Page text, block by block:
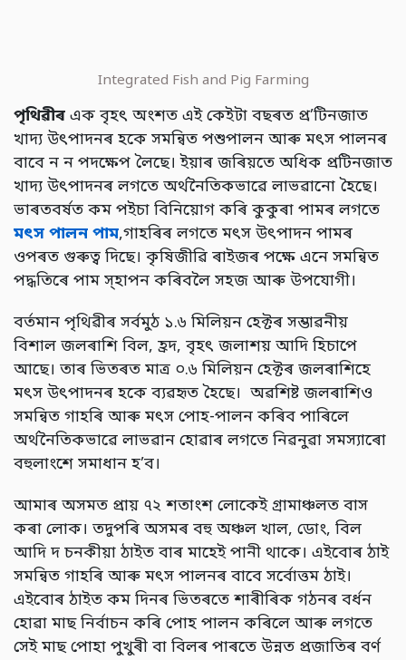
Integrated Fish and Pig Farming
পৃথিৱীৰ এক বৃহৎ অংশত এই কেইটা বছৰত প্ৰ’টিনজাত
খাদ্য উৎপাদনৰ হকে সমন্বিত পশুপালন আৰু মৎস পালনৰ
বাবে ন ন পদক্ষেপ লৈছে। ইয়াৰ জৰিয়তে অধিক প্ৰটিনজাত
খাদ্য উৎপাদনৰ লগতে অৰ্থনৈতিকভাৱে লাভৱানো হৈছে।
ভাৰতবৰ্ষত কম পইচা বিনিয়োগ কৰি কুকুৰা পামৰ লগতে
মৎস পালন পাম,গাহৰিৰ লগতে মৎস উৎপাদন পামৰ
ওপৰত গুৰুত্ব দিছে। কৃষিজীৱি ৰাইজৰ পক্ষে এনে সমন্বিত
পদ্ধতিৰে পাম স্হাপন কৰিবলৈ সহজ আৰু উপযোগী।
বৰ্তমান পৃথিৱীৰ সৰ্বমুঠ ১.৬ মিলিয়ন হেক্টৰ সম্ভাৱনীয়
বিশাল জলৰাশি বিল, হ্ৰদ, বৃহৎ জলাশয় আদি হিচাপে
আছে। তাৰ ভিতৰত মাত্ৰ ০.৬ মিলিয়ন হেক্টৰ জলৰাশিহে
মৎস উৎপাদনৰ হকে ব্যৱহৃত হৈছে। অৱশিষ্ট জলৰাশিও
সমন্বিত গাহৰি আৰু মৎস পোহ-পালন কৰিব পাৰিলে
অৰ্থনৈতিকভাৱে লাভৱান হোৱাৰ লগতে নিৱনুৱা সমস্যাৰো
বহুলাংশে সমাধান হ’ব।
আমাৰ অসমত প্ৰায় ৭২ শতাংশ লোকেই গ্ৰামাঞ্চলত বাস
কৰা লোক। তদুপৰি অসমৰ বহু অঞ্চল খাল, ডোং, বিল
আদি দ চনকীয়া ঠাইত বাৰ মাহেই পানী থাকে। এইবোৰ ঠাই
সমন্বিত গাহৰি আৰু মৎস পালনৰ বাবে সৰ্বোত্তম ঠাই।
এইবোৰ ঠাইত কম দিনৰ ভিতৰতে শাৰীৰিক গঠনৰ বৰ্ধন
হোৱা মাছ নিৰ্বাচন কৰি পোহ পালন কৰিলে আৰু লগতে
সেই মাছ পোহা পুখুৰী বা বিলৰ পাৰতে উন্নত প্ৰজাতিৰ বৰ্ণ